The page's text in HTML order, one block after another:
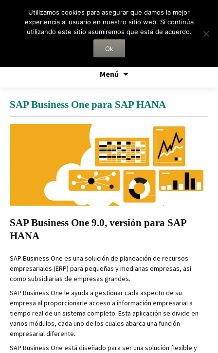
Menú
Saltar
Noticias: CCSA lanza una nueva versión de su addons de
SAP Business One para SAP HANA
SAP Business One 9.0, versión para SAP
HANA
SAP Business One es una solución de planeación de recursos
empresariales (ERP) para pequeñas y medianas empresas, así
como subsidiarias de empresas grandes.
SAP Business One le ayuda a gestionar cada aspecto de su
empresa al proporcionarle acceso a información empresarial a
tiempo real de un sistema completo. Esta aplicación se divide en
varios módulos, cada uno de los cuales abarca una función
empresarial diferente.
SAP Business One está diseñado para ser una solución flexible y
Utilizamos cookies para asegurar que damos la mejor
experiencia al usuario en nuestro sitio web. Si continúa
utilizando este sitio asumiremos que está de acuerdo.
Ok